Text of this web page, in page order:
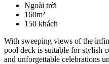
Ngoài trời
160m²
150 khách
With sweeping views of the
pool deck is suitable for stylish
and unforgettable celebrations